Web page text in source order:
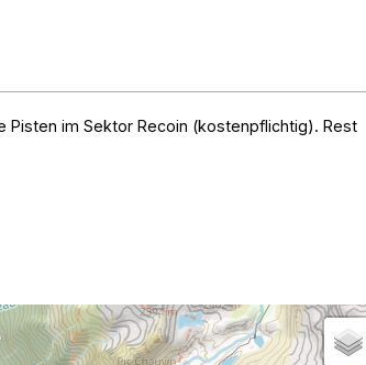
Pisten im Sektor Recoin (kostenpflichtig). Rest